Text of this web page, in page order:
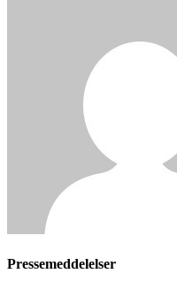
Pressemeddelelser